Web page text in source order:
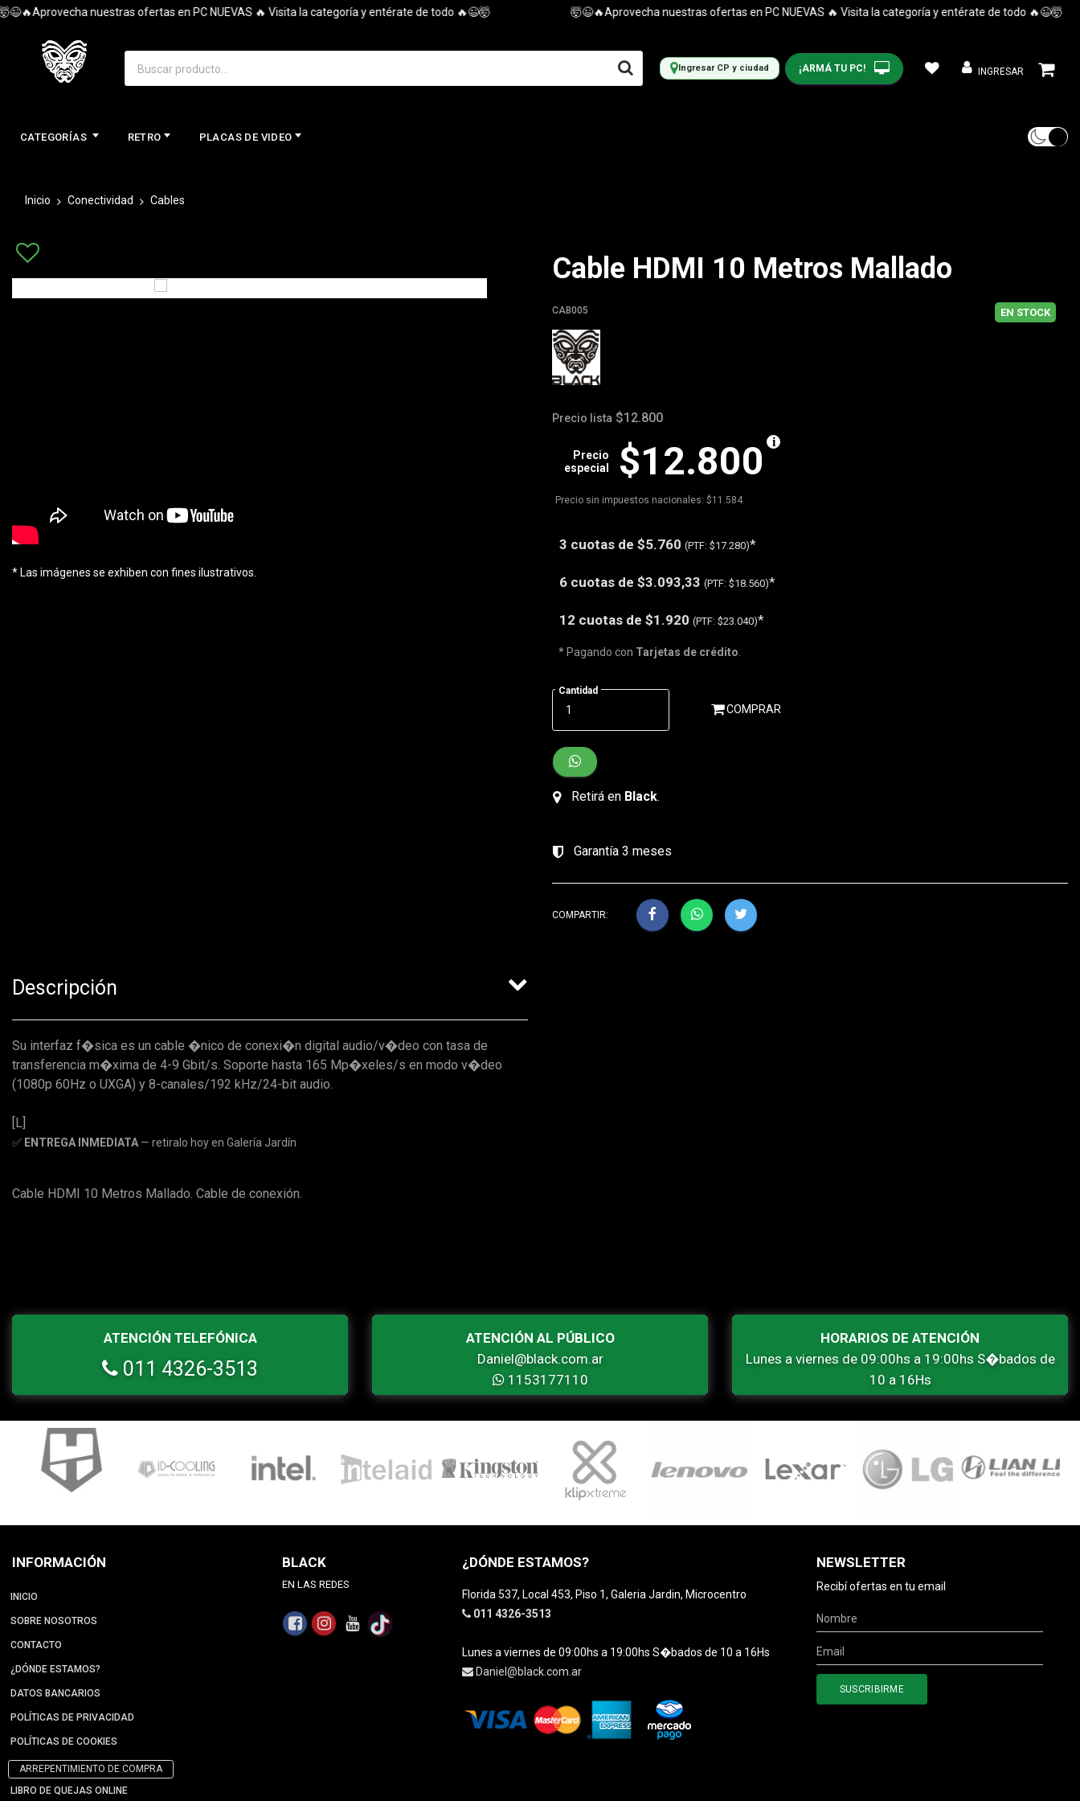
nuestras ofertas en PC NUEVAS 🔥 Visita la categoría y entérate de todo 🔥😉🤯 🤯😉🔥Aprovecha nuestras ofertas en PC NUEVAS 🔥 Visita la categoría y entérate de todo 🔥😉🤯
Ingresar CP y ciudad ¡ARMÁ TU PC! INGRESAR
CATEGORÍAS RETRO PLACAS DE VIDEO
Inicio Conectividad Cables
* Las imágenes se exhiben con fines ilustrativos.
Cable HDMI 10 Metros Mallado
CAB005 EN STOCK
Precio lista $12.800
$12.800
Precio
especial
Precio sin impuestos nacionales: $11.584
3 cuotas de $5.760 (PTF: $17.280)*
6 cuotas de $3.093,33 (PTF: $18.560)*
12 cuotas de $1.920 (PTF: $23.040)*
* Pagando con Tarjetas de crédito
Cantidad
COMPRAR
Retirá en Black.
Garantía 3 meses
COMPARTIR:
Descripción
Su interfaz f�sica es un cable �nico de conexi�n digital audio/v�deo con tasa de
transferencia m�xima de 4-9 Gbit/s. Soporte hasta 165 Mp�xeles/s en modo v�deo
(1080p 60Hz o UXGA) y 8-canales/192 kHz/24-bit audio.
[L]
✅ ENTREGA INMEDIATA — retiralo hoy en Galería Jardín
Cable HDMI 10 Metros Mallado. Cable de conexión.
ATENCIÓN TELEFÓNICA
011 4326-3513
ATENCIÓN AL PÚBLICO
Daniel@black.com.ar
1153177110
HORARIOS DE ATENCIÓN
Lunes a viernes de 09:00hs a 19:00hs S�bados de
10 a 16Hs
INFORMACIÓN
INICIO
SOBRE NOSOTROS
CONTACTO
¿DÓNDE ESTAMOS?
DATOS BANCARIOS
POLÍTICAS DE PRIVACIDAD
POLÍTICAS DE COOKIES
ARREPENTIMIENTO DE COMPRA
LIBRO DE QUEJAS ONLINE
BLACK
EN LAS REDES
¿DÓNDE ESTAMOS?
Florida 537, Local 453, Piso 1, Galeria Jardin, Microcentro
011 4326-3513
Lunes a viernes de 09:00hs a 19:00hs S�bados de 10 a 16Hs
Daniel@black.com.ar
NEWSLETTER
Recibí ofertas en tu email